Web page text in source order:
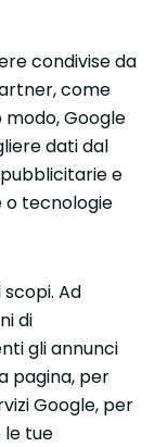
condivise da
come
modo, Google
dati dal
e
o tecnologie
Ad
di
gli annunci
pagina, per
Google, per
le tue